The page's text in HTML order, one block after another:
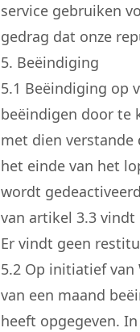
service gebruiken
gedrag dat onze
5. Beëindiging
5.1 Beëindiging op
beëindigen door te
met dien verstande
het einde van het
wordt
van artikel 3.3
Er vindt geen
5.2 Op initiatief van
van een maand
heeft opgegeven.